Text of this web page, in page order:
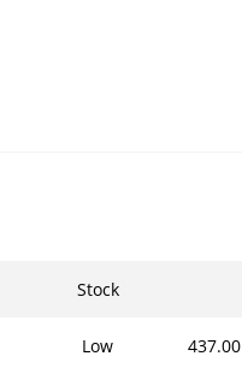
Stock
Low 437.00